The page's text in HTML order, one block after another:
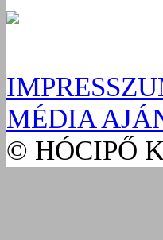
MÉDIA
© HÓCIPŐ